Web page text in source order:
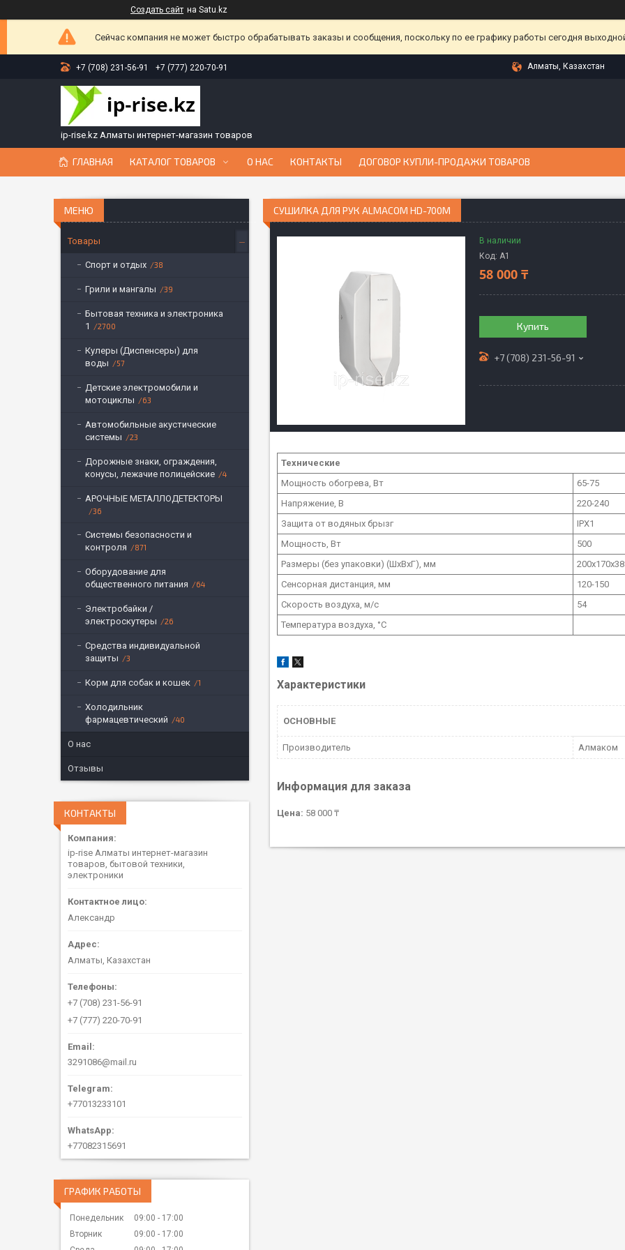
Создать сайт на Satu.kz
Сейчас компания не может быстро обрабатывать заказы и сообщения, поскольку по ее графику работы сегодня
+7 (708) 231-56-91 +7 (777) 220-70-91 Алматы, Казахстан
ip-rise.kz Алматы интернет-магазин товаров
ГЛАВНАЯ КАТАЛОГ ТОВАРОВ О НАС КОНТАКТЫ ДОГОВОР КУПЛИ-ПРОДАЖИ ТОВАРОВ
СУШИЛКА ДЛЯ РУК ALMACOM HD-700M
В наличии
Код: А1
58 000 ₸
Купить
+7 (708) 231-56-91
Технические
Мощность обогрева, Вт
65-75
Напряжение, В
220-240
Защита от водяных брызг
IPX1
Мощность, Вт
500
Размеры (без упаковки) (ШхВхГ), мм
Сенсорная дистанция, мм
120-150
Скорость воздуха, м/с
54
Температура воздуха, °С
Характеристики
ОСНОВНЫЕ
Производитель Алмаком
Информация для заказа
Цена: 58 000 ₸
Товары
Спорт и отдых 38
Грили и мангалы 39
Бытовая техника и электроника
1
2700
Кулеры (Диспенсеры) для
воды
57
Детские электромобили и
мотоциклы
63
Автомобильные акустические
системы
23
Дорожные знаки, ограждения,
конусы, лежачие полицейские
4
АРОЧНЫЕ МЕТАЛЛОДЕТЕКТОРЫ
36
Системы безопасности и
контроля
871
Оборудование для
общественного питания
64
Электробайки /
электроскутеры
26
Средства индивидуальной
защиты
3
Корм для собак и кошек 1
Холодильник
фармацевтический
40
О нас
Отзывы
КОНТАКТЫ
ip-rise Алматы интернет-магазин
товаров, бытовой техники,
электроники
Александр
Алматы, Казахстан
+7 (708) 231-56-91
+7 (777) 220-70-91
3291086@mail.ru
+77013233101
+77082315691
ГРАФИК РАБОТЫ
Понедельник 09:00
17:00
Вторник
09:00
17:00